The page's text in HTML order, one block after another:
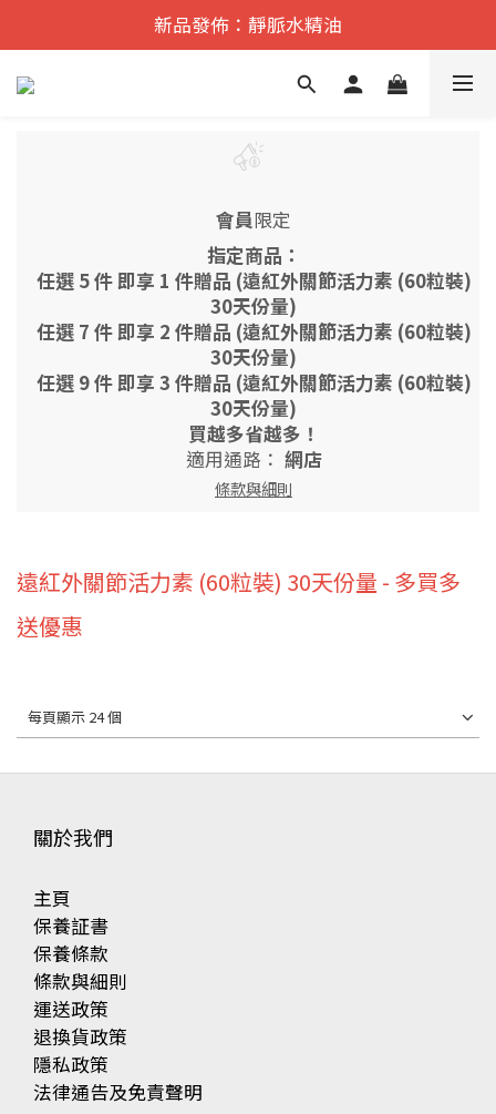
遠紅外舒痛·理療    香港No.1
新品發佈：靜脈水精油
遠紅外舒痛·理療    香港No.1
會員限定
指定商品：
任選 5 件 即享 1 件贈品 (遠紅外關節活力素 (60粒裝)
30天份量)
任選 7 件 即享 2 件贈品 (遠紅外關節活力素 (60粒裝)
30天份量)
任選 9 件 即享 3 件贈品 (遠紅外關節活力素 (60粒裝)
30天份量)
買越多省越多！
適用通路： 網店
條款與細則
遠紅外關節活力素 (60粒裝) 30天份量 - 多買多
送優惠
每頁顯示 24 個
關於我們
主頁
保養証書
保養條款
條款與細則
運送政策
退換貨政策
隱私政策
法律通告及免責聲明